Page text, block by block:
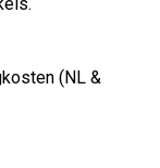
(NL &